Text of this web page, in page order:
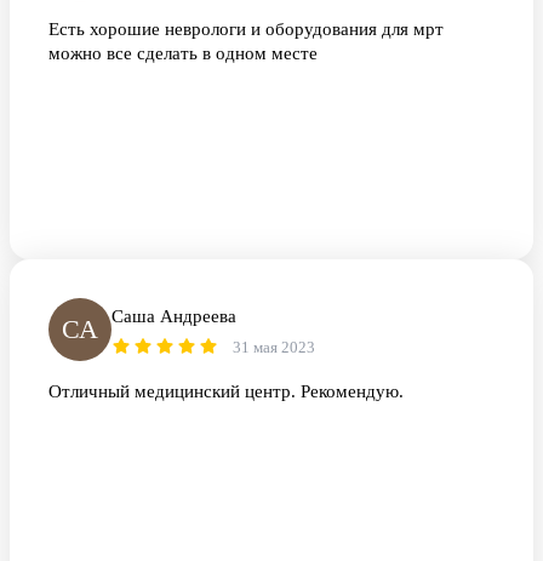
Есть хорошие неврологи и оборудования для мрт
можно все сделать в одном месте
СА Саша Андреева
31 мая 2023
Отличный медицинский центр. Рекомендую.